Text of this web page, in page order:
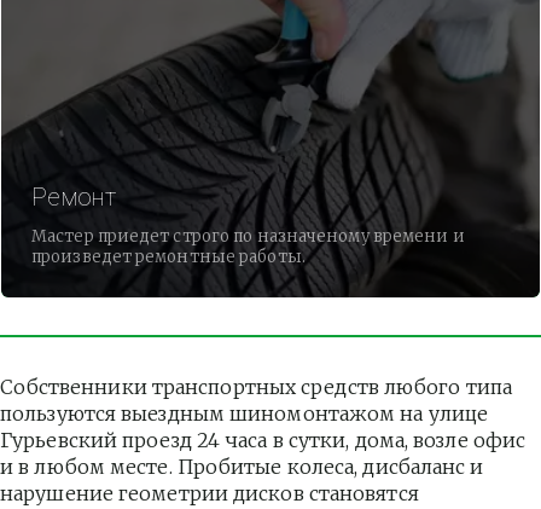
Ремонт
Мастер приедет строго по назначеному времени и
произведет ремонтные работы.
Собственники транспортных средств любого типа
пользуются выездным шиномонтажом на улице
Гурьевский проезд 24 часа в сутки, дома, возле офис
и в любом месте. Пробитые колеса, дисбаланс и
нарушение геометрии дисков становятся